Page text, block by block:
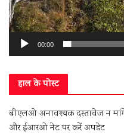
00:00
हाल के पोस्ट
बीएलओ अनावश्यक दस्तावेज न
और ईआरओ नेट पर करें अपडेट